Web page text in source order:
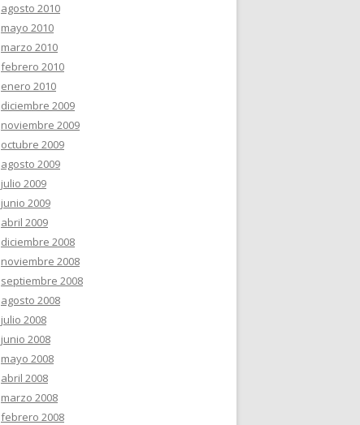
agosto 2010
mayo 2010
marzo 2010
febrero 2010
enero 2010
diciembre 2009
noviembre 2009
octubre 2009
agosto 2009
julio 2009
junio 2009
abril 2009
diciembre 2008
noviembre 2008
septiembre 2008
agosto 2008
julio 2008
junio 2008
mayo 2008
abril 2008
marzo 2008
febrero 2008